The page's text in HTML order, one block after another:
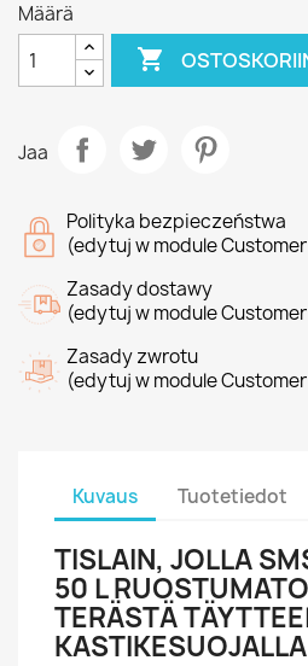
Määrä

Jaa
Polityka bezpieczeństwa
(edytuj w module
Zasady dostawy
(edytuj w module
Zasady zwrotu
(edytuj w module
Kuvaus Tuotetiedot
TISLAIN, JOLLA
50 L
TERÄSTÄ
KASTIKESUOJALLA